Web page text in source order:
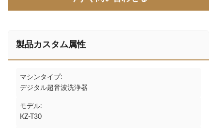
製品カスタム属性
マシンタイプ:
デジタル超音波洗浄器
モデル:
KZ-T30